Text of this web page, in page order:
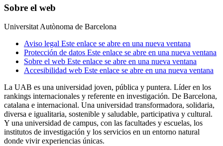
Sobre el web
Universitat Autònoma de Barcelona
Aviso legal Este enlace se abre en una nueva ventana
Protección de datos Este enlace se abre en una nueva ventana
Sobre el web Este enlace se abre en una nueva ventana
Accesibilidad web Este enlace se abre en una nueva ventana
La UAB es una universidad joven, pública y puntera. Líder en los
rankings internacionales y referente en investigación. De Barcelona,
catalana e internacional. Una universidad transformadora, solidaria,
diversa e igualitaria, sostenible y saludable, participativa y cultural.
Y una universidad de campus, con las facultades y escuelas, los
institutos de investigación y los servicios en un entorno natural
donde vivir experiencias únicas.